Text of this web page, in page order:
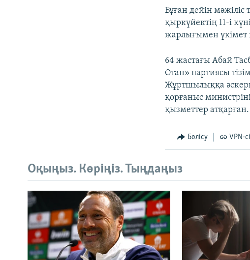
Бұған дейін
қыркүйектің 11-і
жарлығымен үкімет
64 жастағы Абай
Отан» партиясы
Жұртшылыққа
қорғаныс
қызметтер атқарған.
Бөлісу VPN-
Оқыңыз. Көріңіз. Тыңдаңыз